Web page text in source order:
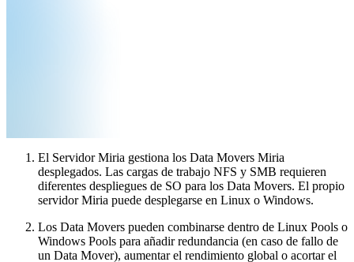
El Servidor Miria gestiona los Data Movers Miria
desplegados. Las cargas de trabajo NFS y SMB requieren
diferentes despliegues de SO para los Data Movers. El propio
servidor Miria puede desplegarse en Linux o Windows.
Los Data Movers pueden combinarse dentro de Linux Pools o
Windows Pools para añadir redundancia (en caso de fallo de
un Data Mover), aumentar el rendimiento global o acortar el